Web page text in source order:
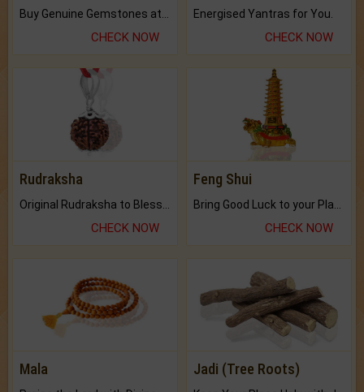
CHECK NOW
Energised Yantras for You.
CHECK NOW
Rudraksha
CHECK NOW
Feng Shui
CHECK NOW
Mala Jadi (Tree Roots)